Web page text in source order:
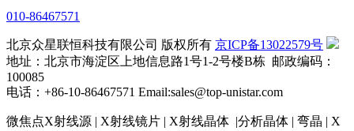
010-86467571
北京众星联恒科技有限公司 版权所有 京ICP备13022579号
地址：北京市海淀区上地信息路1号1-2号楼B栋 邮政编码：
100085
电话：+86-10-86467571 Email:sales@top-unistar.com
微焦点X射线源 | X射线镜片 | X射线晶体 |分析晶体 | 弯晶 | X